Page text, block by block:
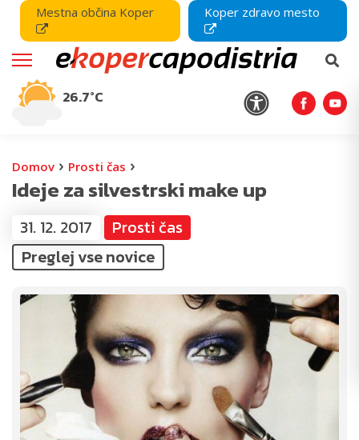
Mestna občina Koper Koper zdravo mesto
26.7°C
Domov › Prosti čas ›
Ideje za silvestrski make up
31. 12. 2017
Prosti čas
Preglej vse novice